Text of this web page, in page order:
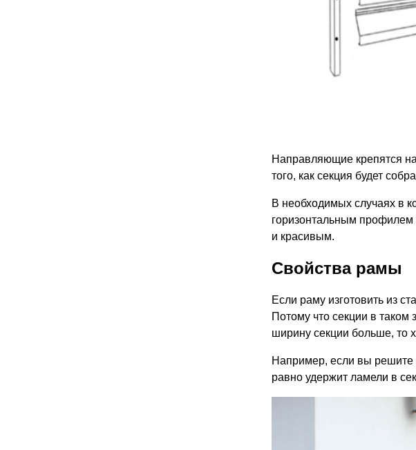
Направляющие крепятся
того, как секция будет
В необходимых случаях в
горизонтальным профилем
и красивым.
Свойства рамы
Если раму изготовить из
Потому что секции в таком
ширину секции больше, то
Например, если вы решите
равно удержит ламели в